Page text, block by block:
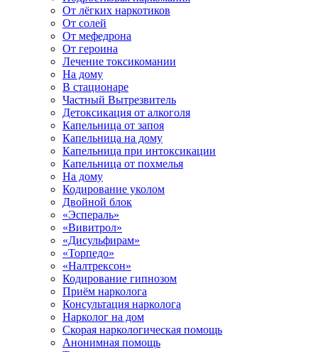
От лёгких наркотиков
От солей
От мефедрона
От героина
Лечение токсикомании
На дому
В стационаре
Частный Вытрезвитель
Детоксикация от алкоголя
Капельница от запоя
Капельница на дому
Капельница при интоксикации
Капельница от похмелья
На дому
Кодирование уколом
Двойной блок
«Эспераль»
«Вивитрол»
«Дисульфирам»
«Торпедо»
«Налтрексон»
Кодирование гипнозом
Приём нарколога
Консультация нарколога
Нарколог на дом
Скорая наркологическая помощь
Анонимная помощь